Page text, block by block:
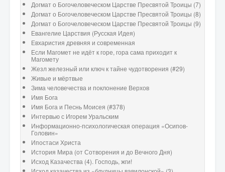
Догмат о Богочеловеческом Царстве Пресвятой Троицы (7)
Догмат о Богочеловеческом Царстве Пресвятой Троицы (8)
Догмат о Богочеловеческом Царстве Пресвятой Троицы (9)
Евангелие Царствия (Русская Идея)
Евхаристия древняя и современная
Если Магомет не идёт к горе, гора сама приходит к
Магомету
Жезл железный или ключ к тайне чудотворения (#29)
Живые и мёртвые
Зима человечества и поклонение Верхов
Имя Бога
Имя Бога и Песнь Моисея (#378)
Интервью с Игорем Уральским
Информационно-психологическая операция «Осипов-
Головин»
Ипостаси Христа
История Мира (от Сотворения и до Вечного Дня)
Исход Казачества (4). Господь, жги!